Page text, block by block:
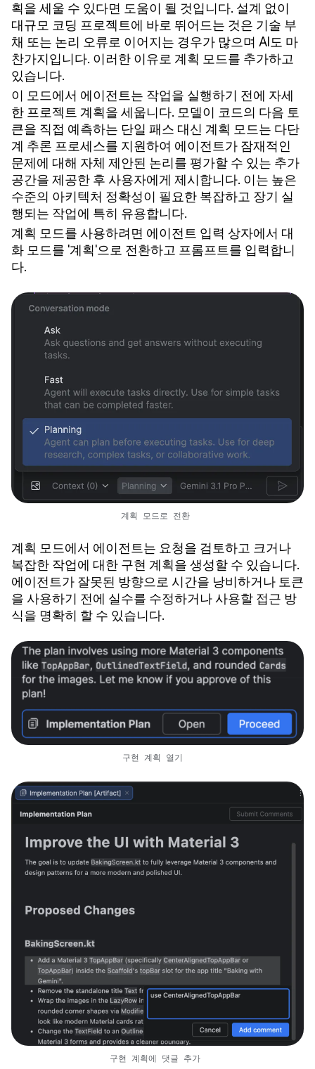
획을 세울 수 있다면 도움이 될 것입니다. 설계 없이
대규모 코딩 프로젝트에 바로 뛰어드는 것은 기술 부
채 또는 논리 오류로 이어지는 경우가 많으며 AI도 마
찬가지입니다. 이러한 이유로 계획 모드를 추가하고
있습니다.
이 모드에서 에이전트는 작업을 실행하기 전에 자세
한 프로젝트 계획을 세웁니다. 모델이 코드의 다음 토
큰을 직접 예측하는 단일 패스 대신 계획 모드는 다단
계 추론 프로세스를 지원하여 에이전트가 잠재적인
문제에 대해 자체 제안된 논리를 평가할 수 있는 추가
공간을 제공한 후 사용자에게 제시합니다. 이는 높은
수준의 아키텍처 정확성이 필요한 복잡하고 장기 실
행되는 작업에 특히 유용합니다.
계획 모드를 사용하려면 에이전트 입력 상자에서 대
화 모드를 '계획'으로 전환하고 프롬프트를 입력합니
다.
계획 모드로 전환
계획 모드에서 에이전트는 요청을 검토하고 크거나
복잡한 작업에 대한 구현 계획을 생성할 수 있습니다.
에이전트가 잘못된 방향으로 시간을 낭비하거나 토큰
을 사용하기 전에 실수를 수정하거나 사용할 접근 방
식을 명확히 할 수 있습니다.
구현 계획 열기
구현 계획에 댓글 추가